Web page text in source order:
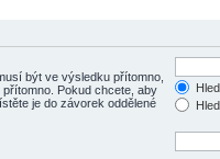
být ve výsledku přítomno,
Pokud chcete, aby
je do závorek oddělené